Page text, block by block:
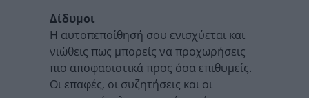
Δίδυμοι
Η αυτοπεποίθησή σου ενισχύεται και
νιώθεις πως μπορείς να προχωρήσεις
πιο αποφασιστικά προς όσα επιθυμείς.
Οι επαφές, οι συζητήσεις και οι